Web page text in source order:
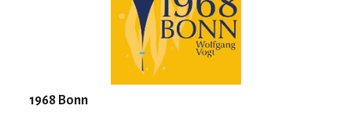
1968 Bonn